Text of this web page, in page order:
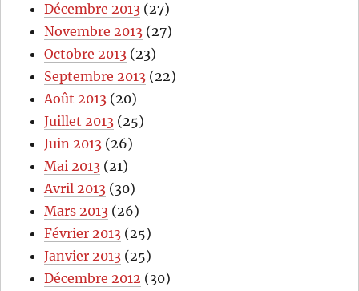
Décembre 2013 (27)
Novembre 2013 (27)
Octobre 2013 (23)
Septembre 2013 (22)
Août 2013 (20)
Juillet 2013 (25)
Juin 2013 (26)
Mai 2013 (21)
Avril 2013 (30)
Mars 2013 (26)
Février 2013 (25)
Janvier 2013 (25)
Décembre 2012 (30)